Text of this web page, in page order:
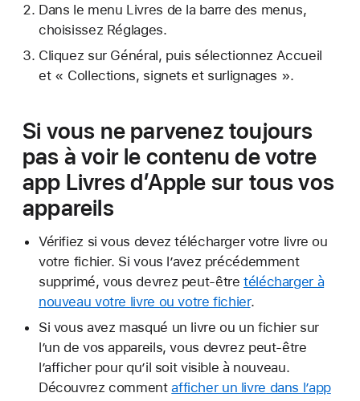
Dans le menu Livres de la barre des menus,
choisissez Réglages.
Cliquez sur Général, puis sélectionnez Accueil
et « Collections, signets et surlignages ».
Si vous ne parvenez toujours
pas à voir le contenu de votre
app Livres d’Apple sur tous vos
appareils
Vérifiez si vous devez télécharger votre livre ou
votre fichier. Si vous l’avez précédemment
supprimé, vous devrez peut-êtretélécharger à
nouveau votre livre ou votre fichier.
Si vous avez masqué un livre ou un fichier sur
l’un de vos appareils, vous devrez peut-être
l’afficher pour qu’il soit visible à nouveau.
Découvrez commentafficher un livre dans l’app